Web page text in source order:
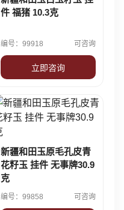
件 福猪 10.3克
编号：99918 可咨询
立即咨询
新疆和田玉原毛孔皮青
花籽玉 挂件 无事牌30.9
克
编号：99858 可咨询